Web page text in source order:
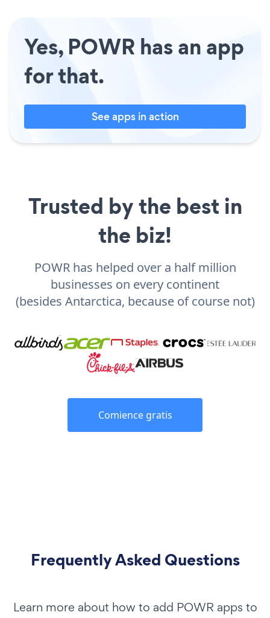
Yes, POWR has an app
for that.
See apps in action
Trusted by the best in
the biz!
POWR has helped over a half million
businesses on every continent
(besides Antarctica, because of course not)
Comience gratis
Frequently Asked Questions
Learn more about how to add POWR apps to